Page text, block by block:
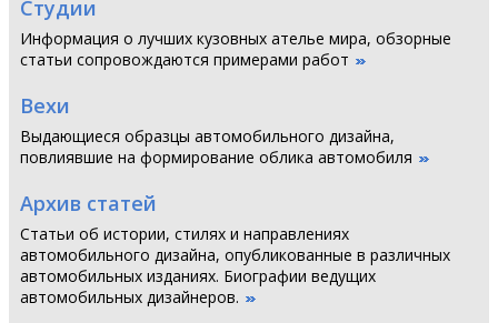
Студии
Информация о лучших кузовных ателье мира, обзорные
статьи сопровождаются примерами работ
Вехи
Выдающиеся образцы автомобильного дизайна,
повлиявшие на формирование облика автомобиля
Архив статей
Статьи об истории, стилях и направлениях
автомобильного дизайна, опубликованные в различных
автомобильных изданиях. Биографии ведущих
автомобильных дизайнеров.